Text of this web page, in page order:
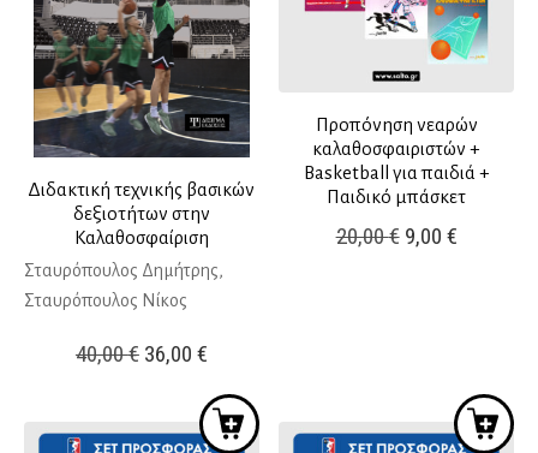
Διδακτική τεχνικής βασικών
δεξιοτήτων στην
Καλαθοσφαίριση
Σταυρόπουλος Δημήτρης,
Σταυρόπουλος Νίκος
40,00€ Original
36,00 €Η
τιμή
Προπόνηση νεαρών
καλαθοσφαιριστών +
Basketball για παιδιά +
Παιδικό μπάσκετ
20,00€ Original
9,00 €Η